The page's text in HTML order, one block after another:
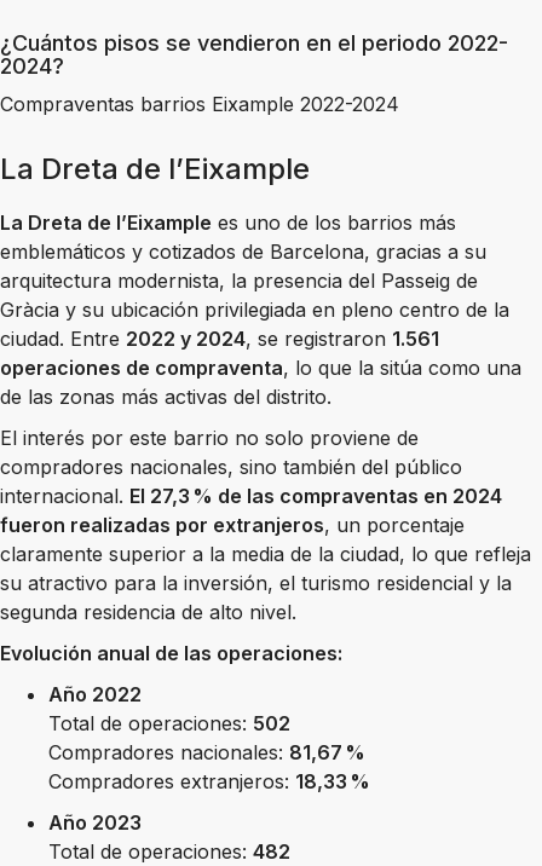
¿Cuántos pisos se vendieron en el periodo 2022-
2024?
Compraventas barrios Eixample 2022-2024
La Dreta de l’Eixample
La Dreta de l’Eixample es uno de los barrios más
emblemáticos y cotizados de Barcelona, gracias a su
arquitectura modernista, la presencia del Passeig de
Gràcia y su ubicación privilegiada en pleno centro de la
ciudad. Entre 2022 y 2024, se registraron 1.561
operaciones de compraventa, lo que la sitúa como una
de las zonas más activas del distrito.
El interés por este barrio no solo proviene de
compradores nacionales, sino también del público
internacional. El 27,3 % de las compraventas en 2024
fueron realizadas por extranjeros, un porcentaje
claramente superior a la media de la ciudad, lo que refleja
su atractivo para la inversión, el turismo residencial y la
segunda residencia de alto nivel.
Evolución anual de las operaciones:
Año 2022
Total de operaciones: 502
Compradores nacionales: 81,67 %
Compradores extranjeros: 18,33 %
Año 2023
Total de operaciones: 482